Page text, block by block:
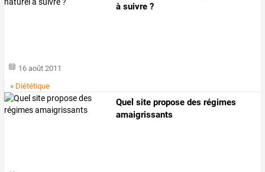
à suivre ?
16 août 2011
» Diététique
Quel site propose des régimes
amaigrissants